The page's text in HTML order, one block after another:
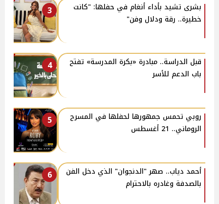
3
بشرى تشيد بأداء أنغام في حفلها: "كانت
خطيرة.. رقة ودلال وفن"
4
قبل الدراسة.. مبادرة «بكرة المدرسة» تفتح
باب الدعم للأسر
5
روبي تحمس جمهورها لحفلها في المسرح
الروماني.. 21 أغسطس
6
أحمد دياب.. صهر "الدنجوان" الذي دخل الفن
بالصدفة وغادره بالاحترام